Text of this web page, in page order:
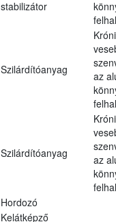
stabilizátor
Szilárdítóanyag
az
Szilárdítóanyag
az
Hordozó
Kelátképző